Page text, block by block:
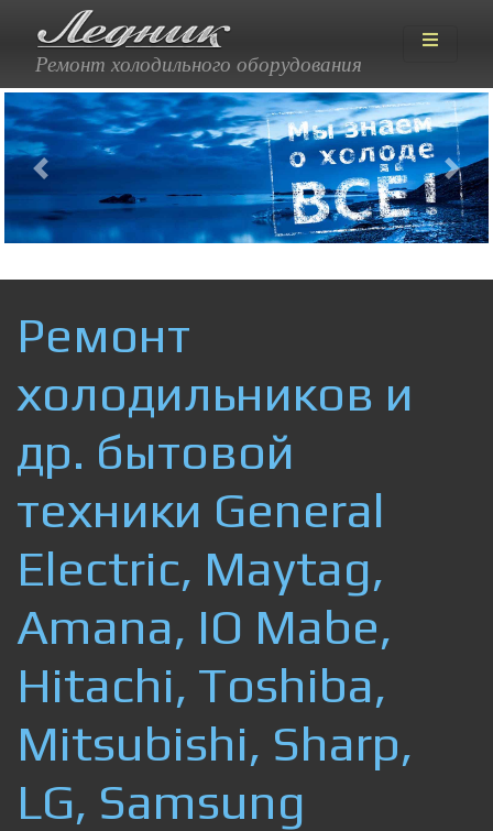
Ремонт холодильного оборудования
Previous Next
Ремонт
холодильников и
др. бытовой
техники General
Electric, Maytag,
Amana, IO Mabe,
Hitachi, Toshiba,
Mitsubishi, Sharp,
LG, Samsung